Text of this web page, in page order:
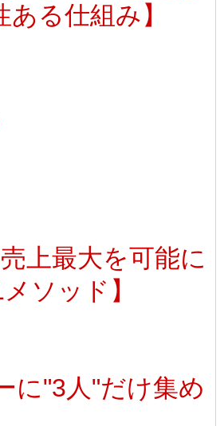
る仕組み】
上最大を可能に
ソッド】
に"3人"だけ集め